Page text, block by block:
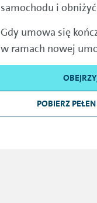
samochodu i
Gdy umowa się
w ramach nowej
POBIERZ